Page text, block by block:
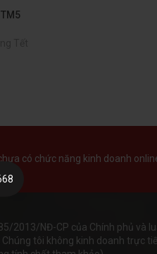
có chức năng kinh doanh
2013/NĐ-CP của Chính phủ và
tôi không kinh doanh trực